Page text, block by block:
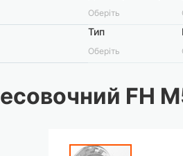
Оберіть
Тип
Оберіть
FH
Перейти